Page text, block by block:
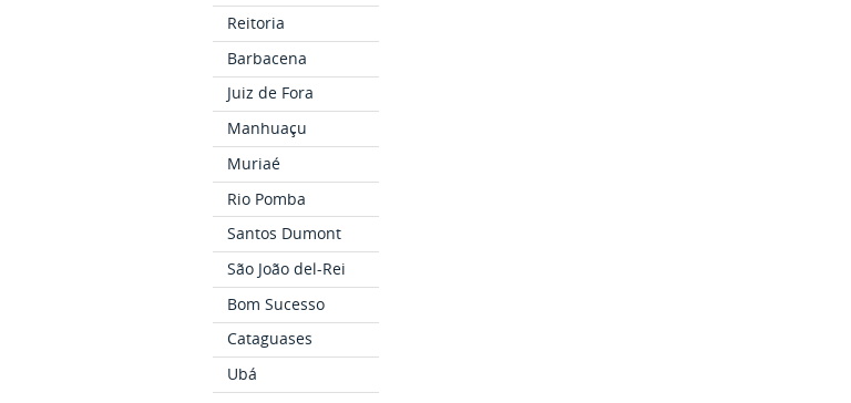
Reitoria
Barbacena
Juiz de Fora
Manhuaçu
Muriaé
Rio Pomba
Santos Dumont
São João del-Rei
Bom Sucesso
Cataguases
Ubá